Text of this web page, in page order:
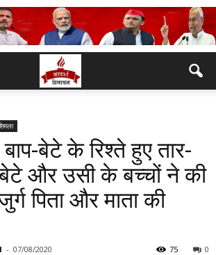
बेटे के रिश्ते हुए तार-
और उसी के बच्चों ने की
पिता और माता की
- 07/08/2020 0
75